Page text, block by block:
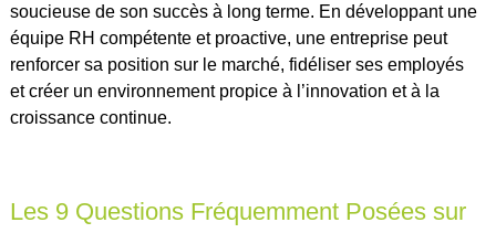
soucieuse de son succès à long terme. En développant une
équipe RH compétente et proactive, une entreprise peut
renforcer sa position sur le marché, fidéliser ses employés
et créer un environnement propice à l’innovation et à la
croissance continue.
Les 9 Questions Fréquemment Posées sur